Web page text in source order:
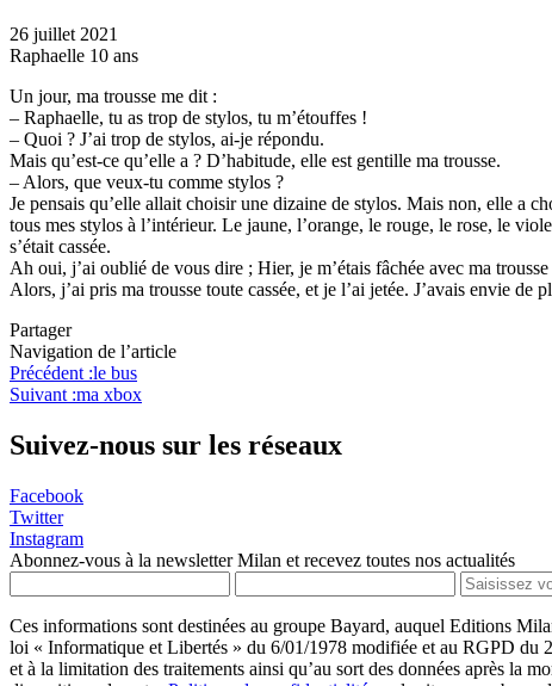
26 juillet 2021
Raphaelle 10 ans
Un jour, ma trousse me dit :
– Raphaelle, tu as trop de stylos, tu m’étouffes !
– Quoi ? J’ai trop de stylos, ai-je répondu.
Mais qu’est-ce qu’elle a ? D’habitude, elle est gentille ma trousse.
– Alors, que veux-tu comme stylos ?
Je pensais qu’elle allait choisir une dizaine de stylos. Mais non, elle a
tous mes stylos à l’intérieur. Le jaune, l’orange, le rouge, le rose, le
s’était cassée.
Ah oui, j’ai oublié de vous dire ; Hier, je m’étais fâchée avec ma
Alors, j’ai pris ma trousse toute cassée, et je l’ai jetée. J’avais envie de
Partager
Navigation de l’article
Précédent :le bus
Suivant :ma xbox
Suivez-nous sur les réseaux
Facebook
Twitter
Instagram
Abonnez-vous à la newsletter Milan et recevez toutes nos actualités
Ces informations sont destinées au groupe Bayard, auquel Editions
loi « Informatique et Libertés » du 6/01/1978 modifiée et au RGPD du
et à la limitation des traitements ainsi qu’au sort des données après la